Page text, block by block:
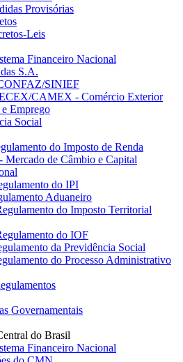
Provisórias
Leis
Financeiro Nacional
S.A.
SINIEF
CAMEX - Comércio Exterior
Emprego
Social
do Imposto de Renda
de Câmbio e Capital
do IPI
Aduaneiro
do Imposto Territorial
do IOF
da Previdência Social
do Processo Administrativo
Governamentais
do Brasil
Financeiro Nacional